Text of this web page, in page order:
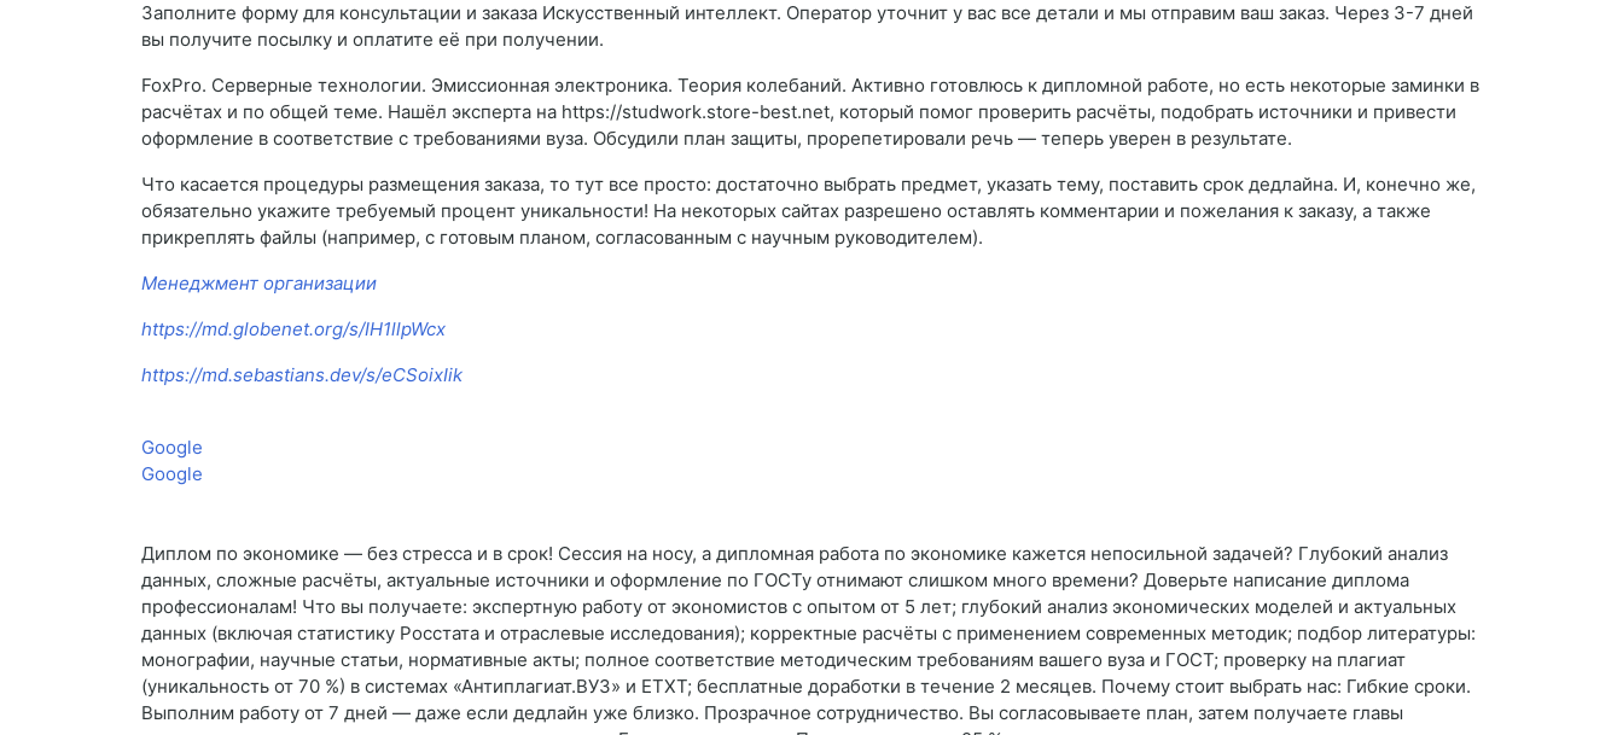
Заполните форму для консультации и заказа Искусственный интеллект. Оператор уточнит у вас все детали и мы отправим ваш заказ. Через 3-7 дней
вы получите посылку и оплатите её при получении.
FoxPro. Серверные технологии. Эмиссионная электроника. Теория колебаний. Активно готовлюсь к дипломной работе, но есть некоторые заминки в
расчётах и по общей теме. Нашёл эксперта на https://studwork.store-best.net, который помог проверить расчёты, подобрать источники и привести
оформление в соответствие с требованиями вуза. Обсудили план защиты, прорепетировали речь — теперь уверен в результате.
Что касается процедуры размещения заказа, то тут все просто: достаточно выбрать предмет, указать тему, поставить срок дедлайна. И, конечно же,
обязательно укажите требуемый процент уникальности! На некоторых сайтах разрешено оставлять комментарии и пожелания к заказу, а также
прикреплять файлы (например, с готовым планом, согласованным с научным руководителем).
Менеджмент организации
https://md.globenet.org/s/IH1llpWcx
https://md.sebastians.dev/s/eCSoixIik
Google
Google
Диплом по экономике — без стресса и в срок! Сессия на носу, а дипломная работа по экономике кажется непосильной задачей? Глубокий анализ
данных, сложные расчёты, актуальные источники и оформление по ГОСТу отнимают слишком много времени? Доверьте написание диплома
профессионалам! Что вы получаете: экспертную работу от экономистов с опытом от 5 лет; глубокий анализ экономических моделей и актуальных
данных (включая статистику Росстата и отраслевые исследования); корректные расчёты с применением современных методик; подбор литературы:
монографии, научные статьи, нормативные акты; полное соответствие методическим требованиям вашего вуза и ГОСТ; проверку на плагиат
(уникальность от 70 %) в системах «Антиплагиат.ВУЗ» и ETXT; бесплатные доработки в течение 2 месяцев. Почему стоит выбрать нас: Гибкие сроки.
Выполним работу от 7 дней — даже если дедлайн уже близко. Прозрачное сотрудничество. Вы согласовываете план, затем получаете главы